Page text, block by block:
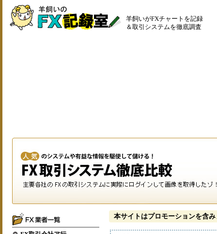
羊飼いがFXチャートを記録
＆取引システムを徹底調査
本サイトはプロモーションを含み